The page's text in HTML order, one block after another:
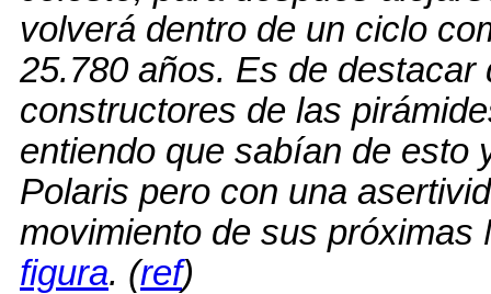
volverá dentro de un ciclo
25.780 años. Es de
constructores de las
entiendo que sabían de esto
Polaris pero con una
movimiento de sus
figura. (ref)